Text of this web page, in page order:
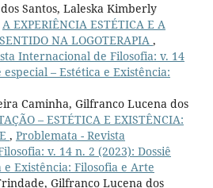
Santos, Laleska Kimberly
A EXPERIÊNCIA ESTÉTICA E A
NA LOGOTERAPIA ,
Internacional de Filosofia: v. 14
especial – Estética e Existência:
Caminha, Gilfranco Lucena dos
– ESTÉTICA E EXISTÊNCIA:
, Problemata - Revista
v. 14 n. 2 (2023): Dossiê
e Existência: Filosofia e Arte
Gilfranco Lucena dos